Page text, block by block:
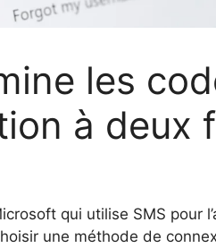
les
à deux
qui utilise SMS pour
une méthode de